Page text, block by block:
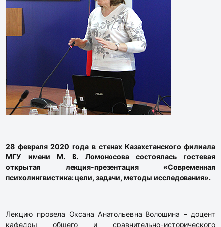
28 февраля 2020 года в стенах Казахстанского филиала
МГУ имени М. В. Ломоносова состоялась гостевая
открытая лекция-презентация «Современная
психолингвистика: цели, задачи, методы исследования».
Лекцию провела Оксана Анатольевна Волошина – доцент
кафедры общего и сравнительно-исторического